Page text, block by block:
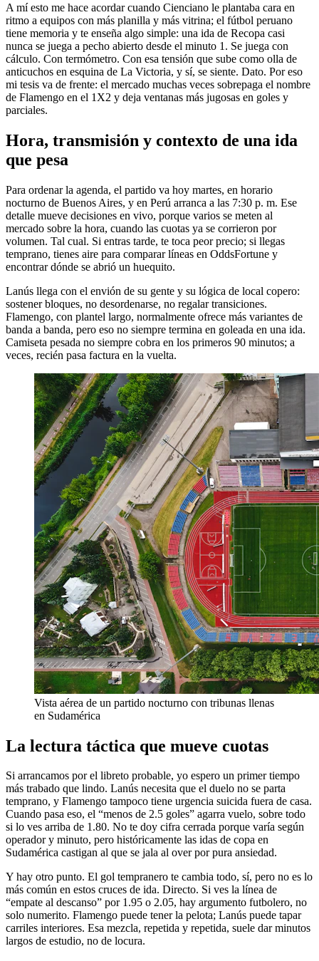
A mí esto me hace acordar cuando Cienciano le plantaba cara en
ritmo a equipos con más planilla y más vitrina; el fútbol peruano
tiene memoria y te enseña algo simple: una ida de Recopa casi
nunca se juega a pecho abierto desde el minuto 1. Se juega con
cálculo. Con termómetro. Con esa tensión que sube como olla de
anticuchos en esquina de La Victoria, y sí, se siente. Dato. Por eso
mi tesis va de frente: el mercado muchas veces sobrepaga el nombre
de Flamengo en el 1X2 y deja ventanas más jugosas en goles y
parciales.
Hora, transmisión y contexto de una ida
que pesa
Para ordenar la agenda, el partido va hoy martes, en horario
nocturno de Buenos Aires, y en Perú arranca a las 7:30 p. m. Ese
detalle mueve decisiones en vivo, porque varios se meten al
mercado sobre la hora, cuando las cuotas ya se corrieron por
volumen. Tal cual. Si entras tarde, te toca peor precio; si llegas
temprano, tienes aire para comparar líneas en OddsFortune y
encontrar dónde se abrió un huequito.
Lanús llega con el envión de su gente y su lógica de local copero:
sostener bloques, no desordenarse, no regalar transiciones.
Flamengo, con plantel largo, normalmente ofrece más variantes de
banda a banda, pero eso no siempre termina en goleada en una ida.
Camiseta pesada no siempre cobra en los primeros 90 minutos; a
veces, recién pasa factura en la vuelta.
Vista aérea de un partido nocturno con tribunas llenas
en Sudamérica
La lectura táctica que mueve cuotas
Si arrancamos por el libreto probable, yo espero un primer tiempo
más trabado que lindo. Lanús necesita que el duelo no se parta
temprano, y Flamengo tampoco tiene urgencia suicida fuera de casa.
Cuando pasa eso, el “menos de 2.5 goles” agarra vuelo, sobre todo
si lo ves arriba de 1.80. No te doy cifra cerrada porque varía según
operador y minuto, pero históricamente las idas de copa en
Sudamérica castigan al que se jala al over por pura ansiedad.
Y hay otro punto. El gol tempranero te cambia todo, sí, pero no es lo
más común en estos cruces de ida. Directo. Si ves la línea de
“empate al descanso” por 1.95 o 2.05, hay argumento futbolero, no
solo numerito. Flamengo puede tener la pelota; Lanús puede tapar
carriles interiores. Esa mezcla, repetida y repetida, suele dar minutos
largos de estudio, no de locura.